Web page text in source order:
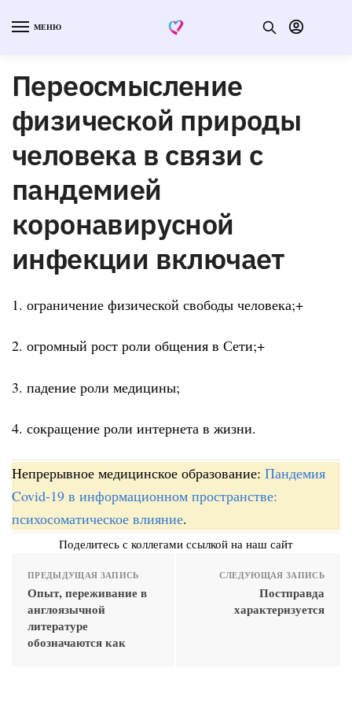
МЕНЮ
Переосмысление
физической природы
человека в связи с
пандемией
коронавирусной
инфекции включает
1. ограничение физической свободы человека;+
2. огромный рост роли общения в Сети;+
3. падение роли медицины;
4. сокращение роли интернета в жизни.
Непрерывное медицинское образование: Пандемия
Covid-19 в информационном пространстве:
психосоматическое влияние.
Поделитесь с коллегами ссылкой на наш сайт
ПРЕДЫДУЩАЯ ЗАПИСЬ
Опыт, переживание в
англоязычной
литературе
обозначаются как
СЛЕДУЮЩАЯ ЗАПИСЬ
Постправда
характеризуется